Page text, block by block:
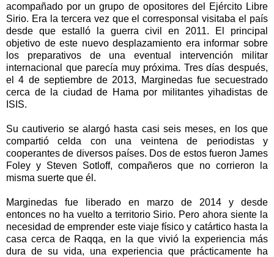
acompañado por un grupo de opositores del Ejército Libre
Sirio. Era la tercera vez que el corresponsal visitaba el país
desde que estalló la guerra civil en 2011. El principal
objetivo de este nuevo desplazamiento era informar sobre
los preparativos de una eventual intervención militar
internacional que parecía muy próxima. Tres días después,
el 4 de septiembre de 2013, Marginedas fue secuestrado
cerca de la ciudad de Hama por militantes yihadistas de
ISIS.
Su cautiverio se alargó hasta casi seis meses, en los que
compartió celda con una veintena de periodistas y
cooperantes de diversos países. Dos de estos fueron James
Foley y Steven Sotloff, compañeros que no corrieron la
misma suerte que él.
Marginedas fue liberado en marzo de 2014 y desde
entonces no ha vuelto a territorio Sirio. Pero ahora siente la
necesidad de emprender este viaje físico y catártico hasta la
casa cerca de Raqqa, en la que vivió la experiencia más
dura de su vida, una experiencia que prácticamente ha